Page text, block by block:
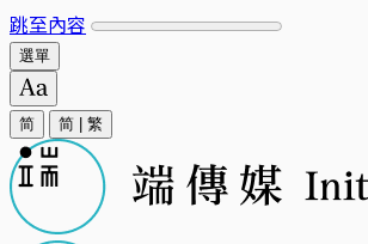
跳至內容
選單
简 简 繁